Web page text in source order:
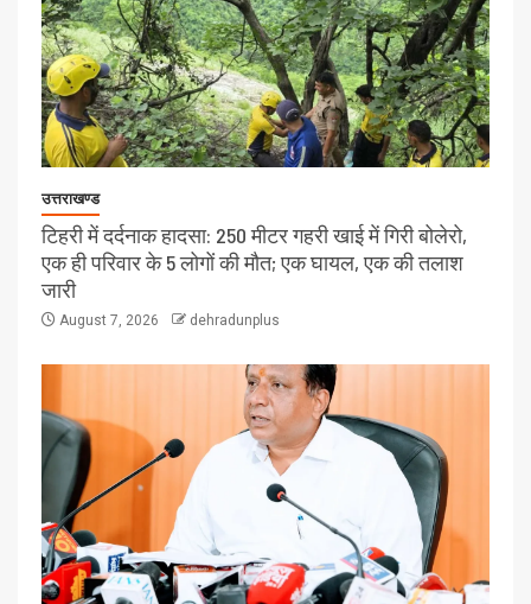
उत्तराखण्ड
टिहरी में दर्दनाक हादसा: 250 मीटर गहरी खाई में गिरी बोलेरो,
एक ही परिवार के 5 लोगों की मौत; एक घायल, एक की तलाश
जारी
August 7, 2026 dehradunplus